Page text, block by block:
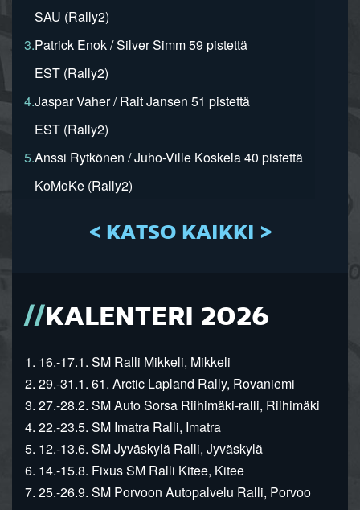
SAU (Rally2)
3.Patrick Enok / Silver Simm 59 pistettä
EST (Rally2)
4.Jaspar Vaher / Rait Jansen 51 pistettä
EST (Rally2)
5.Anssi Rytkönen / Juho-Ville Koskela 40 pistettä
KoMoKe (Rally2)
< KATSO KAIKKI >
KALENTERI 2026
1. 16.-17.1. SM Ralli Mikkeli, Mikkeli
2. 29.-31.1. 61. Arctic Lapland Rally, Rovaniemi
3. 27.-28.2. SM Auto Sorsa Riihimäki-ralli, Riihimäki
4. 22.-23.5. SM Imatra Ralli, Imatra
5. 12.-13.6. SM Jyväskylä Ralli, Jyväskylä
6. 14.-15.8. Fixus SM Ralli Kitee, Kitee
7. 25.-26.9. SM Porvoon Autopalvelu Ralli, Porvoo